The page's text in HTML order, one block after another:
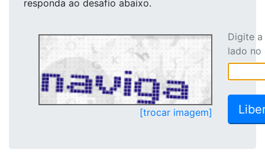
responda ao desafio abaixo.
[trocar imagem]
Digite
lado no